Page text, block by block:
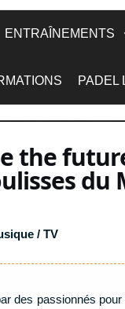
ENTRAÎNEMENTS
PADEL
the
du
/ TV
des passionnés